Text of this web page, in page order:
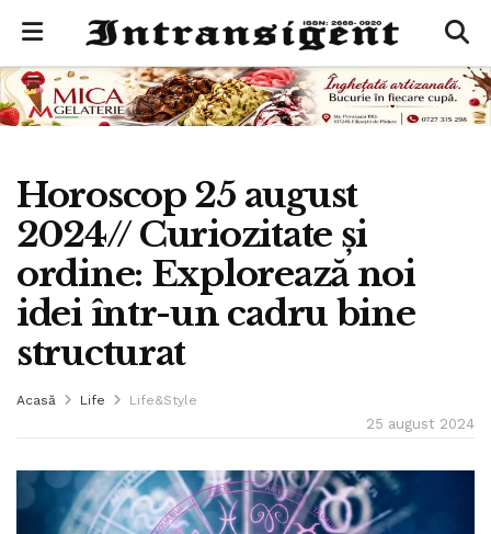
Horoscop 25 august
2024// Curiozitate și
ordine: Explorează noi
idei într-un cadru bine
structurat
Acasă Life Life&Style
25 august 2024